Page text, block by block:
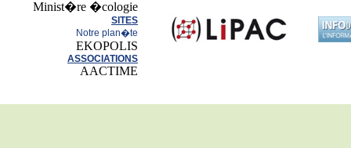
Minist�re �cologie
SITES
Notre plan�te
EKOPOLIS
ASSOCIATIONS
AACTIME